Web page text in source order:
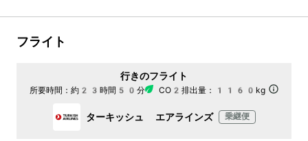
フライト
行きのフライト
所要時間： 約23時間50分 CO2排出量： 1160kg
ターキッシュ エアラインズ 乗継便